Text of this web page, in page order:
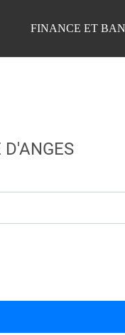
FINANCE ET
D'ANGES